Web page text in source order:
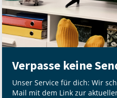
Verpasse keine
Unser Service für dich: Wir
Mail mit dem Link zur